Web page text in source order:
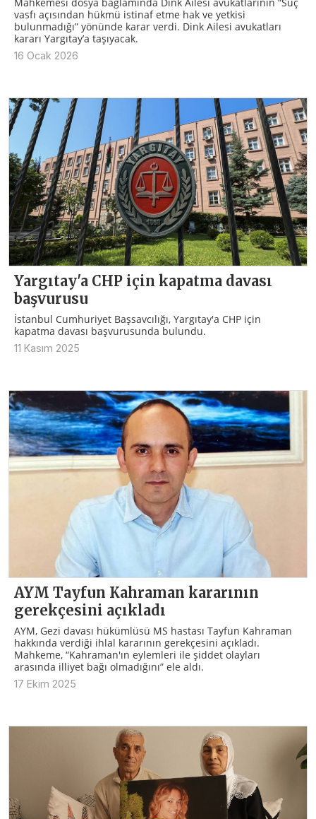
vasfı açısından hükmü istinaf etme hak ve yetkisi
bulunmadığı” yönünde karar verdi. Dink Ailesi avukatları
kararı Yargıtay’a taşıyacak.
16 Ocak 2026
Yargıtay'a CHP için kapatma davası
başvurusu
İstanbul Cumhuriyet Başsavcılığı, Yargıtay'a CHP için
kapatma davası başvurusunda bulundu.
11 Kasım 2025
AYM Tayfun Kahraman kararının
gerekçesini açıkladı
AYM, Gezi davası hükümlüsü MS hastası Tayfun Kahraman
hakkında verdiği ihlal kararının gerekçesini açıkladı.
Mahkeme, “Kahraman'ın eylemleri ile şiddet olayları
arasında illiyet bağı olmadığını” ele aldı.
17 Ekim 2025